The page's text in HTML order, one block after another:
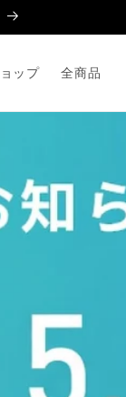
ップ 全商品